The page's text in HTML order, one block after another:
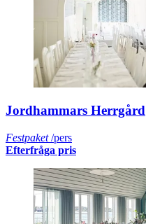
Jordhammars Herrgård
Festpaket/pers
Efterfråga pris